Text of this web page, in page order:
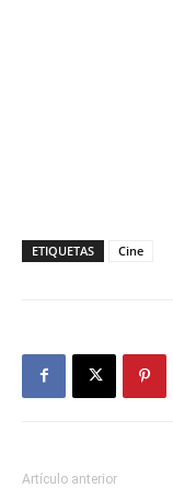
ETIQUETAS Cine
Artículo anterior